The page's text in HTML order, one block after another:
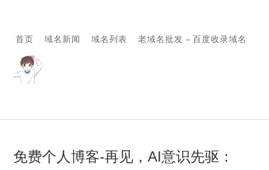
首页 域名新闻 域名列表 老域名批发 – 百度收录域名
免费个人博客-再见，AI意识先驱：